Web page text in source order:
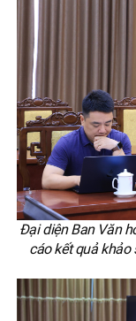
Đại diện Ban Văn
cáo kết quả khảo